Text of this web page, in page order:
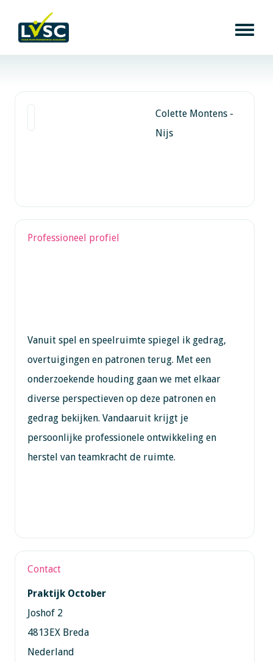
Colette Montens -
Nijs
Professioneel profiel
Vanuit spel en speelruimte spiegel ik gedrag,
overtuigingen en patronen terug. Met een
onderzoekende houding gaan we met elkaar
diverse perspectieven op deze patronen en
gedrag bekijken. Vandaaruit krijgt je
persoonlijke professionele ontwikkeling en
herstel van teamkracht de ruimte.
Contact
Praktijk October
Joshof 2
4813EX Breda
Nederland